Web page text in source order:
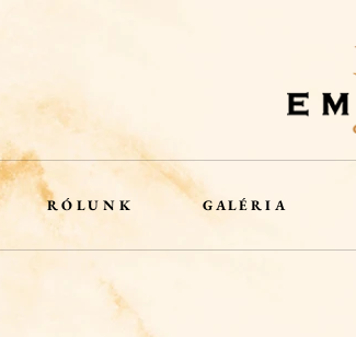
R Ó L U N K G A L É R I A